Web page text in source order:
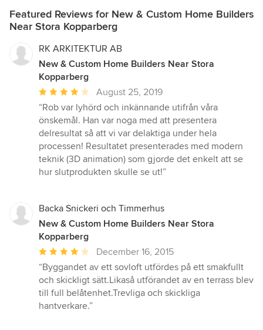
Featured Reviews for New & Custom Home Builders
Near Stora Kopparberg
RK ARKITEKTUR AB
New & Custom Home Builders Near Stora
Kopparberg
Average
rating:
4
out
of
5
stars
August 25, 2019
“Rob var lyhörd och inkännande utifrån våra
önskemål. Han var noga med att presentera
delresultat så att vi var delaktiga under hela
processen! Resultatet presenterades med modern
teknik (3D animation) som gjorde det enkelt att se
hur slutprodukten skulle se ut!”
Backa Snickeri och Timmerhus
New & Custom Home Builders Near Stora
Kopparberg
Average
rating:
4
out
of
December 16, 2015
“Byggandet av ett sovloft utfördes på ett smakfullt
och skickligt sätt.Likaså utförandet av en terrass blev
till full belåtenhet.Trevliga och skickliga
hantverkare.”